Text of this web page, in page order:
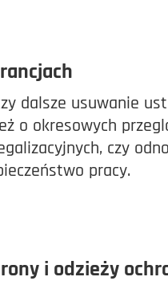
dalsze usuwanie
o okresowych
czy
pracy.
i odzieży